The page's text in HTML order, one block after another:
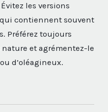
les versions
contiennent souvent
Préférez toujours
et agrémentez-le
d’oléagineux.